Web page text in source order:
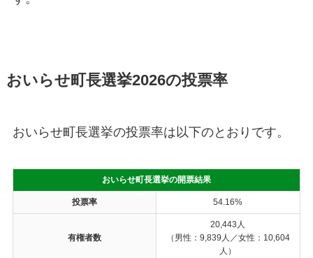
おいらせ町長選挙2026の投票率
おいらせ町長選挙の投票率は以下のとおりです。
おいらせ町長選挙の開票結果
投票率 54.16%
有権者数
20,443人
（男性：9,839人／女性：10,604
人）